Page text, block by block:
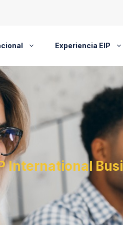
Experiencia EIP
International